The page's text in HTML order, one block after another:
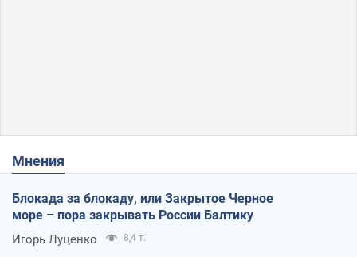
Мнения
Блокада за блокаду, или Закрытое Черное
море – пора закрывать России Балтику
Игорь Луценко 8,4 т.